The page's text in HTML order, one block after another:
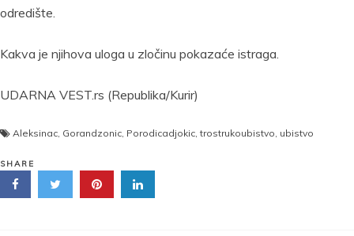
odredište.
Kakva je njihova uloga u zločinu pokazaće istraga.
UDARNA VEST.rs (Republika/Kurir)
Aleksinac, Gorandzonic, Porodicadjokic,trostrukoubistvo, ubistvo
SHARE